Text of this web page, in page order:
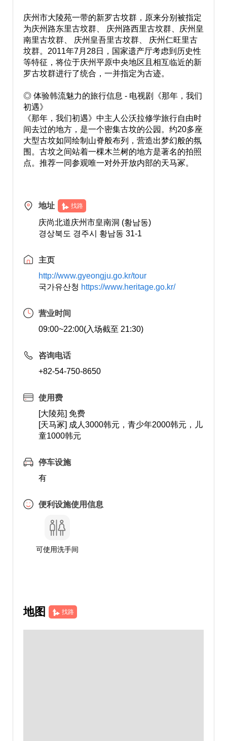
庆州市大陵苑一带的新罗古坟群，原来分别被指定
为庆州路东里古坟群、 庆州路西里古坟群、庆州皇
南里古坟群、 庆州皇吾里古坟群、 庆州仁旺里古
坟群。2011年7月28日，国家遗产厅考虑到历史性
等特征，将位于庆州平原中央地区且相互临近的新
罗古坟群进行了统合，一并指定为古迹。
◎ 体验韩流魅力的旅行信息 - 电视剧《那年，我们
初遇》
《那年，我们初遇》中主人公沃拉修学旅行自由时
间去过的地方，是一个密集古坟的公园。约20多座
大型古坟如同绘制山脊般布列，营造出梦幻般的氛
围。古坟之间站着一棵木兰树的地方是著名的拍照
点。推荐一同参观唯一对外开放内部的天马冢。
地址 找路
庆尚北道庆州市皇南洞 (황남동)
경상북도 경주시 황남동 31-1
主页
http://www.gyeongju.go.kr/tour
국가유산청 https://www.heritage.go.kr/
营业时间
09:00~22:00(入场截至 21:30)
咨询电话
+82-54-750-8650
使用费
[大陵苑] 免费
[天马冢] 成人3000韩元，青少年2000韩元，儿
童1000韩元
停车设施
有
便利设施使用信息
可使用洗手间
地图 找路